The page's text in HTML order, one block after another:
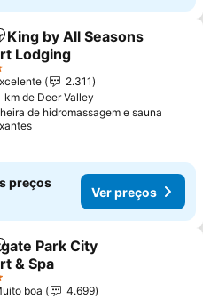
aos favoritos
King by All Seasons
Lodging
2.311
km de Deer Valley
de hidromassagem e sauna
preços
Ver preços
aos favoritos
Park City
& Spa
boa
4.699